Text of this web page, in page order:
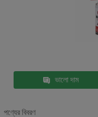
ভালো দাম
পণ্যের বিবরণ